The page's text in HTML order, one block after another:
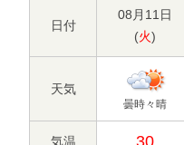
日付
08月11日
(火)
天気
曇時々晴
気温 30